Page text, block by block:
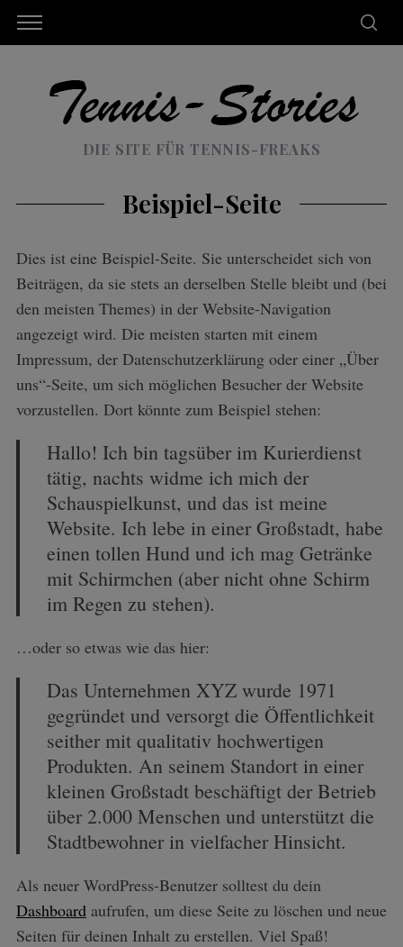
DIE SITE FÜR TENNIS-FREAKS
Beispiel-Seite
Dies ist eine Beispiel-Seite. Sie unterscheidet sich von
Beiträgen, da sie stets an derselben Stelle bleibt und (bei
den meisten Themes) in der Website-Navigation
angezeigt wird. Die meisten starten mit einem
Impressum, der Datenschutzerklärung oder einer „Über
uns“-Seite, um sich möglichen Besucher der Website
vorzustellen. Dort könnte zum Beispiel stehen:
Hallo! Ich bin tagsüber im Kurierdienst
tätig, nachts widme ich mich der
Schauspielkunst, und das ist meine
Website. Ich lebe in einer Großstadt, habe
einen tollen Hund und ich mag Getränke
mit Schirmchen (aber nicht ohne Schirm
im Regen zu stehen).
…oder so etwas wie das hier:
Das Unternehmen XYZ wurde 1971
gegründet und versorgt die Öffentlichkeit
seither mit qualitativ hochwertigen
Produkten. An seinem Standort in einer
kleinen Großstadt beschäftigt der Betrieb
über 2.000 Menschen und unterstützt die
Stadtbewohner in vielfacher Hinsicht.
Als neuer WordPress-Benutzer solltest du dein
Dashboardaufrufen, um diese Seite zu löschen und neue
Seiten für deinen Inhalt zu erstellen. Viel Spaß!